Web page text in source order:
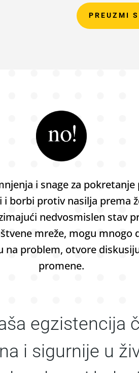
PREUZMI
i snage za
borbi protiv nasi­lja prema
nedvosmislen stav
mreže, mogu mnogo
na problem, otvore
promene.
egzistencija
i sigurnije u